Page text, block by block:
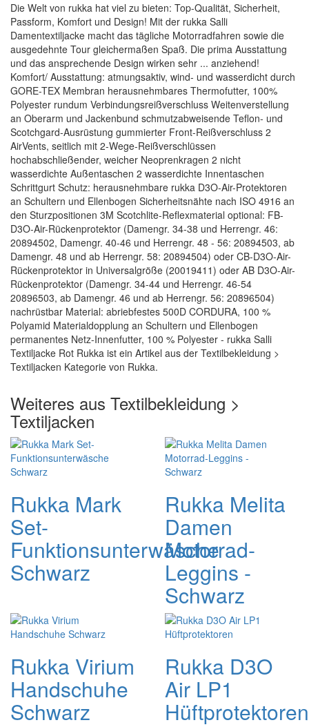
Die Welt von rukka hat viel zu bieten: Top-Qualität, Sicherheit,
Passform, Komfort und Design! Mit der rukka Salli
Damentextiljacke macht das tägliche Motorradfahren sowie die
ausgedehnte Tour gleichermaßen Spaß. Die prima Ausstattung
und das ansprechende Design wirken sehr ... anziehend!
Komfort/ Ausstattung: atmungsaktiv, wind- und wasserdicht durch
GORE-TEX Membran herausnehmbares Thermofutter, 100%
Polyester rundum Verbindungsreißverschluss Weitenverstellung
an Oberarm und Jackenbund schmutzabweisende Teflon- und
Scotchgard-Ausrüstung gummierter Front-Reißverschluss 2
AirVents, seitlich mit 2-Wege-Reißverschlüssen
hochabschließender, weicher Neoprenkragen 2 nicht
wasserdichte Außentaschen 2 wasserdichte Innentaschen
Schrittgurt Schutz: herausnehmbare rukka D3O-Air-Protektoren
an Schultern und Ellenbogen Sicherheitsnähte nach ISO 4916 an
den Sturzpositionen 3M Scotchlite-Reflexmaterial optional: FB-
D3O-Air-Rückenprotektor (Damengr. 34-38 und Herrengr. 46:
20894502, Damengr. 40-46 und Herrengr. 48 - 56: 20894503, ab
Damengr. 48 und ab Herrengr. 58: 20894504) oder CB-D3O-Air-
Rückenprotektor in Universalgröße (20019411) oder AB D3O-Air-
Rückenprotektor (Damengr. 34-44 und Herrengr. 46-54
20896503, ab Damengr. 46 und ab Herrengr. 56: 20896504)
nachrüstbar Material: abriebfestes 500D CORDURA, 100 %
Polyamid Materialdopplung an Schultern und Ellenbogen
permanentes Netz-Innenfutter, 100 % Polyester - rukka Salli
Textiljacke Rot Rukka ist ein Artikel aus der Textilbekleidung >
Textiljacken Kategorie von Rukka.
Weiteres aus Textilbekleidung >
Textiljacken
Rukka Mark
Set-
Funktionsunterwäsche
Schwarz
Rukka Melita
Damen
Motorrad-
Leggins -
Schwarz
Rukka Virium
Handschuhe
Schwarz
Rukka D3O
Air LP1
Hüftprotektoren